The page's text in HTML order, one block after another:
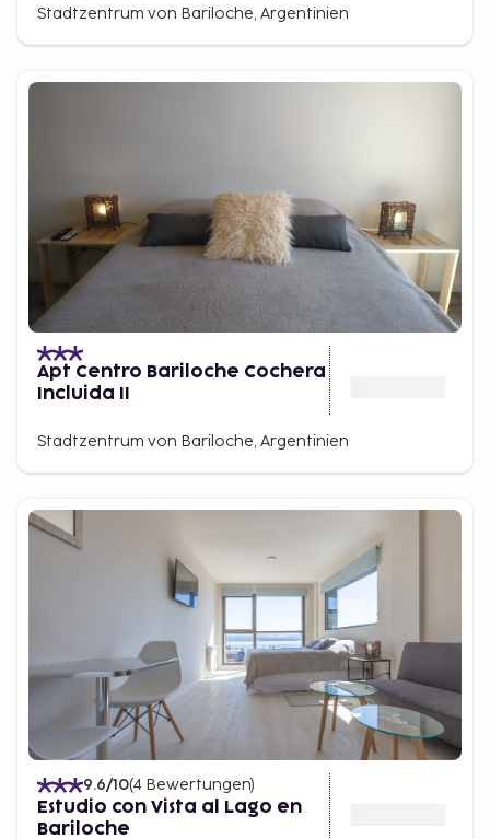
Stadtzentrum von Bariloche, Argentinien
Apt Centro Bariloche Cochera
Incluida II
Stadtzentrum von Bariloche, Argentinien
9.6/10(4 Bewertungen)
Estudio con Vista al Lago en
Bariloche